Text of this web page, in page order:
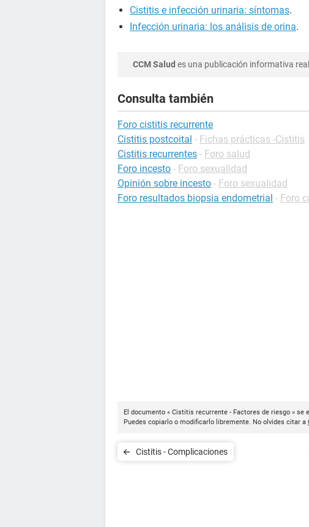
Cistitis e infección urinaria: síntomas.
Infección urinaria: los análisis de orina.
CCM Salud es una publicación informativa
Consulta también
Foro cistitis recurrente
Cistitis postcoital - Fichas prácticas -Cistitis
Cistitis recurrentes - Foro salud
Foro incesto - Foro sexualidad
Opinión sobre incesto - Foro sexualidad
Foro resultados biopsia endometrial - Foro
El documento « Cistitis recurrente - Factores de riesgo » se
Puedes copiarlo o modificarlo libremente. No olvides citar a
Cistitis - Complicaciones